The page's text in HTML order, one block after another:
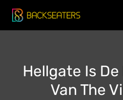
Doorgaan
naar
Hellgate Is
Van The